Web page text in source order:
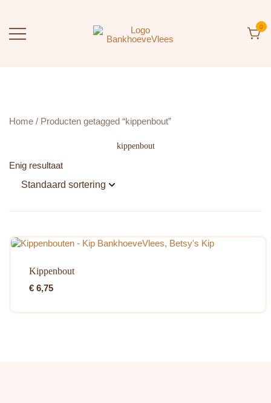
inhoud
0
Home / Producten getagged “kippenbout”
kippenbout
Enig resultaat
Kippenbout
€ 6,75